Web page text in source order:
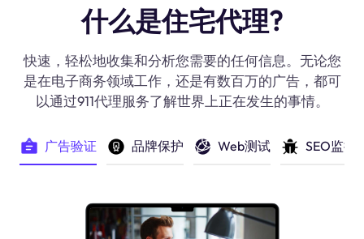
什么是住宅代理?
快速，轻松地收集和分析您需要的任何信息。无论您
是在电子商务领域工作，还是有数百万的广告，都可
以通过911代理服务了解世界上正在发生的事情。
广告验证 品牌保护 Web测试 SEO监控